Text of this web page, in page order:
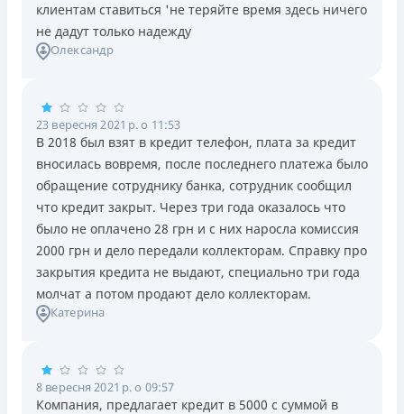
клиентам ставиться 'не теряйте время здесь ничего
не дадут только надежду
Олександр
23 вересня 2021 р. о 11:53
В 2018 был взят в кредит телефон, плата за кредит
вносилась вовремя, после последнего платежа было
обращение сотруднику банка, сотрудник сообщил
что кредит закрыт. Через три года оказалось что
было не оплачено 28 грн и с них наросла комиссия
2000 грн и дело передали коллекторам. Справку про
закрытия кредита не выдают, специально три года
молчат а потом продают дело коллекторам.
Катерина
8 вересня 2021 р. о 09:57
Компания, предлагает кредит в 5000 с суммой в